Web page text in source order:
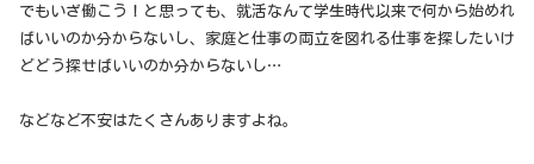
でもいざ働こう！と思っても、就活なんて学生時代以来で何から始めれ
ばいいのか分からないし、家庭と仕事の両立を図れる仕事を探したいけ
どどう探せばいいのか分からないし…
などなど不安はたくさんありますよね。